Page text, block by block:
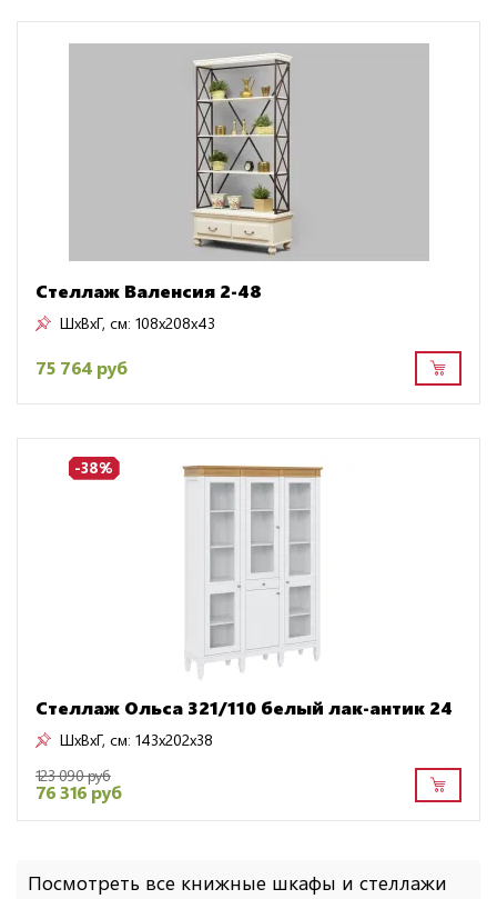
Стеллаж Валенсия 2-48
ШxВxГ, см: 108x208x43
75 764 руб
-38%
Стеллаж Ольса 321/110 белый лак-антик 24
ШxВxГ, см: 143x202x38
123 090 руб
76 316 руб
Посмотреть все книжные шкафы и стеллажи